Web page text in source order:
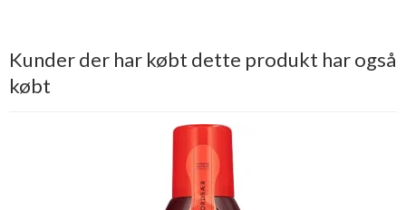
Kunder der har købt dette produkt har også
købt